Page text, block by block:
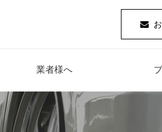
業者様へ